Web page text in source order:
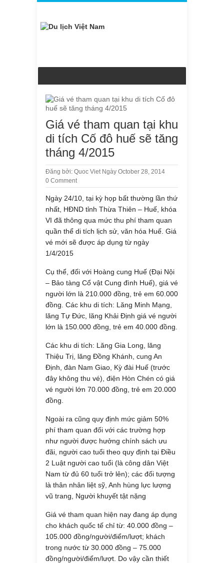
Giá vé tham quan tại khu
di tích Cố đô huế sẽ tăng
tháng 4/2015
Đăng bởi: Quoc Viet Ngày October 28, 2014
0 Comment
Ngày 24/10, tại kỳ họp bất thường lần thứ
nhất, HĐND tỉnh Thừa Thiên – Huế, khóa
VI đã thông qua mức thu phí tham quan
quần thể di tích lịch sử, văn hóa Huế. Giá
vé mới sẽ được áp dụng từ ngày
1/4/2015
Cụ thể, đối với Hoàng cung Huế (Đại Nội
– Bảo tàng Cổ vật Cung đình Huế), giá vé
người lớn là 210.000 đồng, trẻ em 60.000
đồng. Các khu di tích: Lăng Minh Mạng,
lăng Tự Đức, lăng Khải Định giá vé người
lớn là 150.000 đồng, trẻ em 40.000 đồng.
Các khu di tích: Lăng Gia Long, lăng
Thiệu Trị, lăng Đồng Khánh, cung An
Định, đàn Nam Giao, Kỳ đài Huế (trước
đây không thu vé), điện Hòn Chén có giá
vé người lớn 70.000 đồng, trẻ em 20.000
đồng.
Ngoài ra cũng quy định mức giảm 50%
phí tham quan đối với các trường hợp
như người được hưởng chính sách ưu
đãi, người cao tuổi theo quy định tại Điều
2 Luật người cao tuổi (là công dân Việt
Nam từ đủ 60 tuổi trở lên); các đối tượng
là thân nhân liệt sỹ, Anh hùng lực lượng
vũ trang, Người khuyết tật nặng
Giá vé tham quan hiện nay đang áp dụng
cho khách quốc tế chỉ từ: 40.000 đồng –
105.000 đồng/người/điểm/lượt; khách
trong nước từ 30.000 đồng – 75.000
đồng/người/điểm/lượt. Do vậy cần thiết